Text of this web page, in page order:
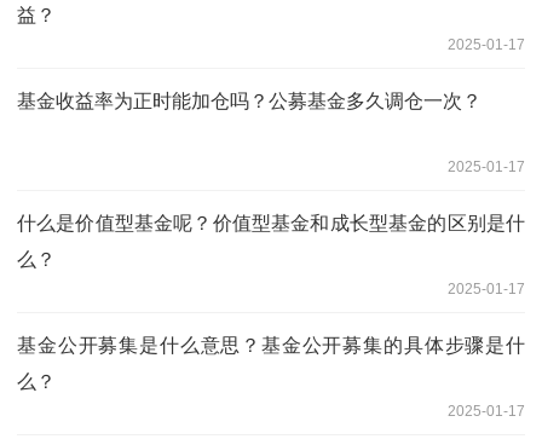
益？
2025-01-17
基金收益率为正时能加仓吗？公募基金多久调仓一次？
2025-01-17
什么是价值型基金呢？价值型基金和成长型基金的区别是什
么？
2025-01-17
基金公开募集是什么意思？基金公开募集的具体步骤是什
么？
2025-01-17